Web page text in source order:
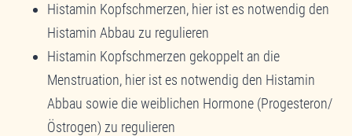
Histamin Kopfschmerzen, hier ist es notwendig den
Histamin Abbau zu regulieren
Histamin Kopfschmerzen gekoppelt an die
Menstruation, hier ist es notwendig den Histamin
Abbau sowie die weiblichen Hormone (Progesteron/
Östrogen) zu regulieren